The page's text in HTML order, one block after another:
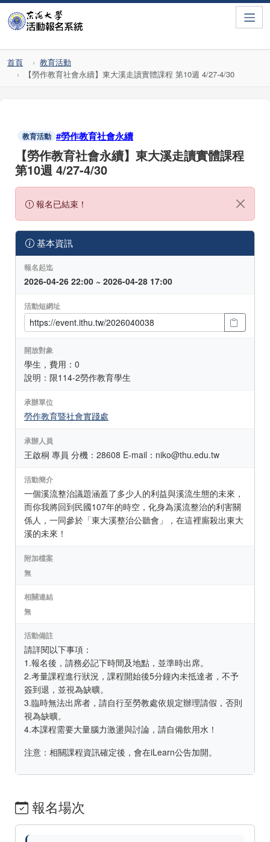
首頁
教育活動
【勞作教育社會永續】東大溪走讀實體課程 第10週 4/27-4/30
教育活動 #勞作教育社會永續
【勞作教育社會永續】東大溪走讀實體課程
第10週 4/27-4/30
報名已結束！
基本資訊
報名起迄
2026-04-26 22:00 ~ 2026-04-28 17:00
活動短網址
開放對象
學生，費用：0
說明：限114-2勞作教育學生
承辦單位
勞作教育暨社會實踐處
承辦人員
王啟桐 專員 分機：28608 E-mail：niko@thu.edu.tw
活動簡介
一個溪流整治議題涵蓋了多少人的利益與溪流生態的未來，
而你我將回到民國107年的時空，化身為溪流整治的利害關
係人，一同參於「東大溪整治公聽會」，在這裡廝殺出東大
溪的未來！
附加檔案
無
相關連結
無
活動備註
請詳閱以下事項：
1.報名後，請務必記下時間及地點，並準時出席。
2.考量課程進行狀況，課程開始後5分鐘內未抵達者，不予
簽到退，並視為缺曠。
3.臨時無法出席者，請自行至勞教處依規定辦理請假，否則
視為缺曠。
4.本課程需要大量腦力激盪與討論，請自備飲用水！
注意：相關課程資訊確定後，會在iLearn公告加開。
報名場次